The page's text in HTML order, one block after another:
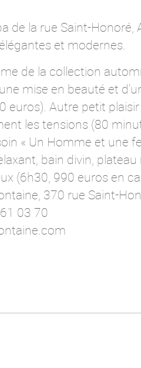
de la rue Saint-
et modernes.
de la collection
mise en beauté et
euros). Autre petit
les tensions (80
« Un Homme et une
bain divin,
(6h30, 990 euros en
370 rue Saint-
03 70